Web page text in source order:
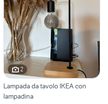
2
Lampada da tavolo IKEA con
lampadina